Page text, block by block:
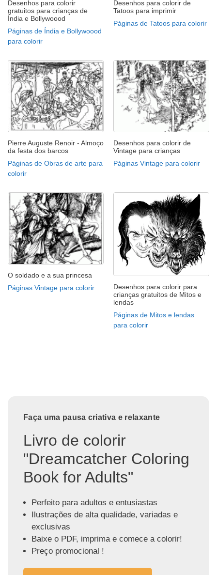
Desenhos para colorir
gratuitos para crianças de
Índia e Bollywoood
Páginas de Índia e Bollywoood
para colorir
Desenhos para colorir de
Tatoos para imprimir
Páginas de Tatoos para colorir
Pierre Auguste Renoir - Almoço
da festa dos barcos
Páginas de Obras de arte para
colorir
Desenhos para colorir de
Vintage para crianças
Páginas Vintage para colorir
O soldado e a sua princesa
Páginas Vintage para colorir
Desenhos para colorir para
crianças gratuitos de Mitos e
lendas
Páginas de Mitos e lendas
para colorir
Faça uma pausa criativa e relaxante
Livro de colorir
"Dreamcatcher Coloring
Book for Adults"
Perfeito para adultos e entusiastas
Ilustrações de alta qualidade, variadas e
exclusivas
Baixe o PDF, imprima e comece a colorir!
Preço promocional !